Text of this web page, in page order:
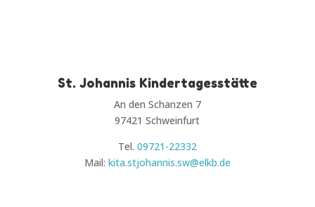
St. Johannis Kindertagesstätte
An den Schanzen 7
97421 Schweinfurt
Tel. 09721-22332
Mail: kita.stjohannis.sw@elkb.de